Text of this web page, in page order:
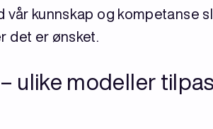
kunnskap og kompetanse
det er ønsket.
ulike modeller